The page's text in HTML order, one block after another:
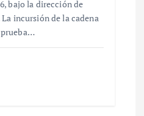
bajo la dirección de
incursión de la cadena
prueba…